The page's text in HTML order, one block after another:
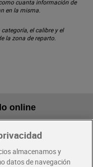
cuanta información de
en la misma.
el calibre y el
la zona de reparto.
online
almacenamos y
datos de navegación